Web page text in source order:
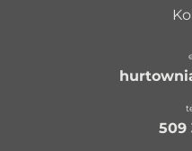
509